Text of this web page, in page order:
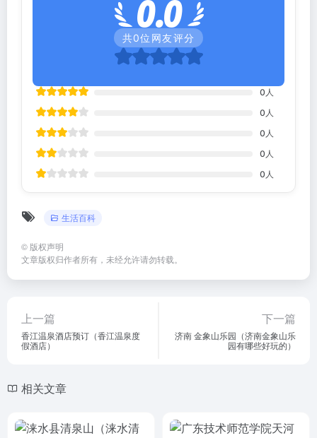
0.0
共0位网友评分
0 人
0 人
0 人
0 人
0 人
生活百科
© 版权声明
文章版权归作者所有，未经允许请勿转载。
上一篇
香江温泉酒店预订（香江温泉度
假酒店）
下一篇
济南 金象山乐园（济南金象山乐
园有哪些好玩的）
相关文章